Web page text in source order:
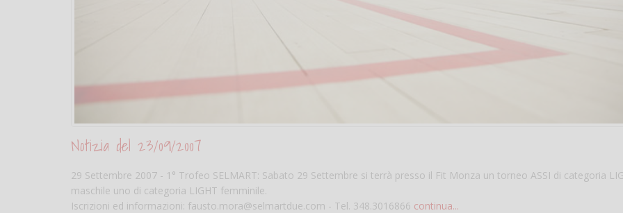
Notizia del 23/09/2007
29 Settembre 2007 - 1° Trofeo SELMART: Sabato 29 Settembre si terrà presso il Fit Monza un torneo ASSI di categoria
maschile uno di categoria LIGHT femminile.
Iscrizioni ed informazioni: fausto.mora@selmartdue.com - Tel. 348.3016866 continua...